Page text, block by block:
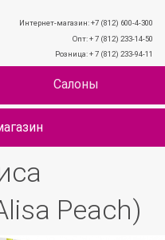
Интернет-магазин: +7 (812) 600-4-300
Опт: + 7 (812) 233-14-50
Розница: + 7 (812) 233-94-11
Салоны
Peach)